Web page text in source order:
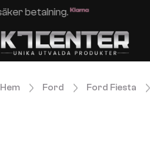
Enkel och säker betalning.
Hem Ford Ford Fiesta